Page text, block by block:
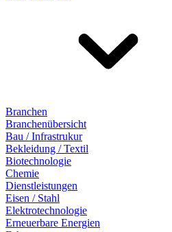
Branchen
Branchenübersicht
Bau / Infrastrukur
Bekleidung / Textil
Biotechnologie
Chemie
Dienstleistungen
Eisen / Stahl
Elektrotechnologie
Erneuerbare Energien